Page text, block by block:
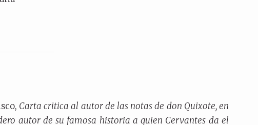
Carta critica al autor de las notas de don Quixote, en
autor de su famosa historia a quien Cervantes da el